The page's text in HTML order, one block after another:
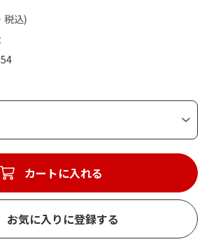
税込)
カートに入れる
お気に入りに登録する